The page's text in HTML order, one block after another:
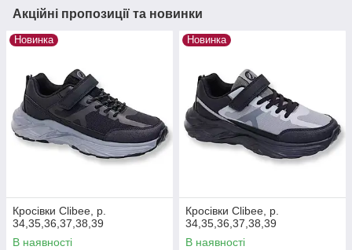
Акційні пропозиції та новинки
Новинка
Кросівки Clibee, р.
34,35,36,37,38,39
В наявності
Новинка
Кросівки Clibee, р.
34,35,36,37,38,39
В наявності